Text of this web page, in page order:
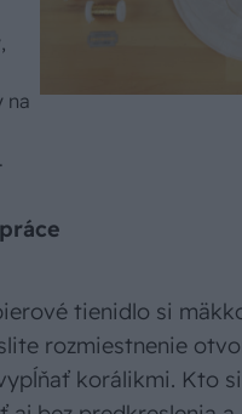
na
tienidlo si
rozmiestnenie
korálikmi. Kto